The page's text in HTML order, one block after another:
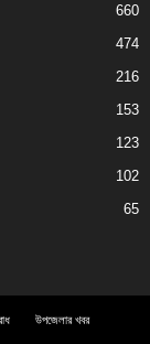
660
474
216
153
123
102
65
উপজেলার খবর